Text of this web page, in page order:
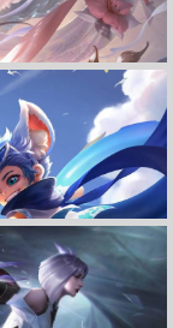
游戏壁纸
双屏壁纸
立 即 下 载
藏
立 即 下 载
藏